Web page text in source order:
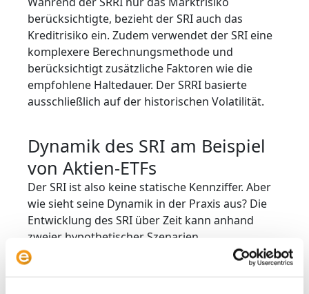
berücksichtigte, bezieht der SRI auch das
Kreditrisiko ein. Zudem verwendet der SRI eine
komplexere Berechnungsmethode und
berücksichtigt zusätzliche Faktoren wie die
empfohlene Haltedauer. Der SRRI basierte
ausschließlich auf der historischen Volatilität.
Dynamik des SRI am Beispiel
von Aktien-ETFs
Der SRI ist also keine statische Kennziffer. Aber
wie sieht seine Dynamik in der Praxis aus? Die
Entwicklung des SRI über Zeit kann anhand
zweier hypothetischer Szenarien
veranschaulicht werden: Ein Aktien-ETF startet